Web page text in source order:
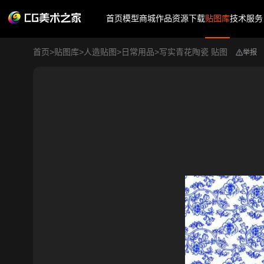
首页模型商城作品资源下载贴图库技术服务
首页>贴图库>人造贴图>日常用品>写实青花陶瓷 贴图 举报